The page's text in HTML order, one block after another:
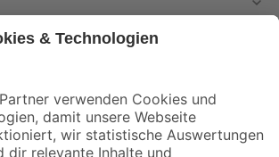
Angebote und Aktionen mehr verpassen!